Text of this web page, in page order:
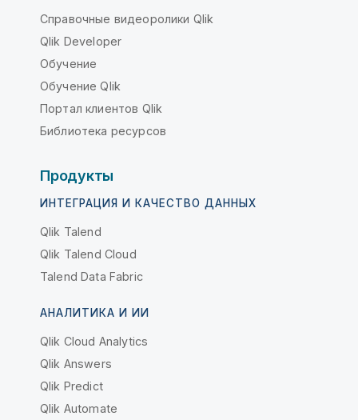
Справочные видеоролики Qlik
Qlik Developer
Обучение
Обучение Qlik
Портал клиентов Qlik
Библиотека ресурсов
Продукты
ИНТЕГРАЦИЯ И КАЧЕСТВО ДАННЫХ
Qlik Talend
Qlik Talend Cloud
Talend Data Fabric
АНАЛИТИКА И ИИ
Qlik Cloud Analytics
Qlik Answers
Qlik Predict
Qlik Automate